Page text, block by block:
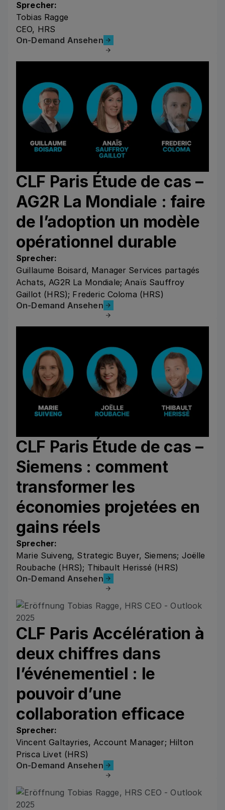
Sprecher:
Tobias Ragge
CEO, HRS
On-Demand Ansehen
On-Demand Ansehen
CLF Paris Étude de cas –
AG2R La Mondiale : faire
de l’adoption un modèle
opérationnel durable
Sprecher:
Guillaume Boisard, Manager Services partagés
Achats, AG2R La Mondiale; Anaïs Sauffroy
Gaillot (HRS); Frederic Coloma (HRS)
On-Demand Ansehen
On-Demand Ansehen
CLF Paris Étude de cas –
Siemens : comment
transformer les
économies projetées en
gains réels
Sprecher:
Marie Suiveng, Strategic Buyer, Siemens; Joëlle
Roubache (HRS); Thibault Herissé (HRS)
On-Demand Ansehen
On-Demand Ansehen
CLF Paris Accélération à
deux chiffres dans
l’événementiel : le
pouvoir d’une
collaboration efficace
Sprecher:
Vincent Galtayries, Account Manager; Hilton
Prisca Livet (HRS)
On-Demand Ansehen
On-Demand Ansehen